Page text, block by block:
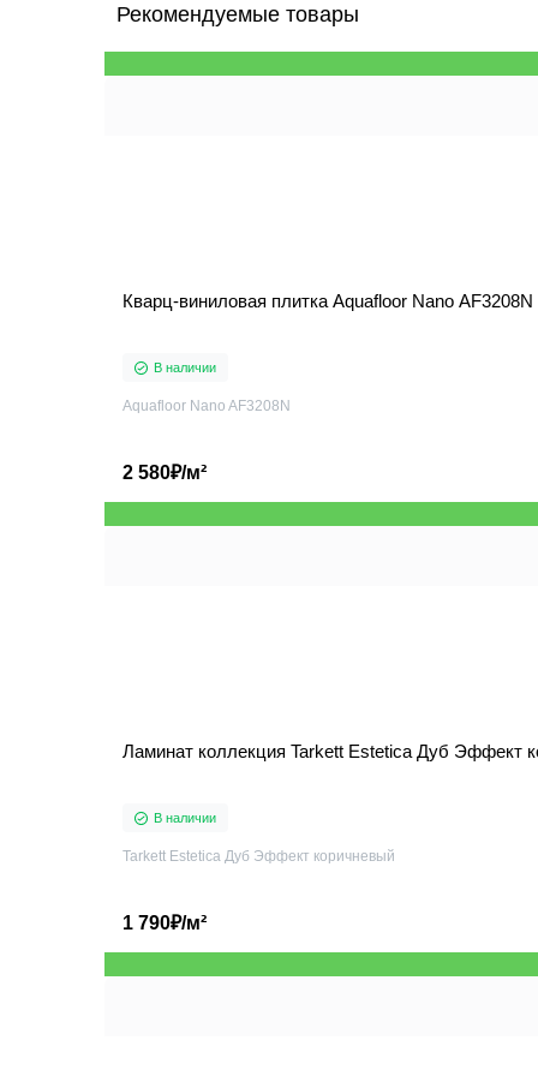
Рекомендуемые товары
Кварц-виниловая плитка Aquafloor Nano AF3208N
В наличии
Aquafloor Nano AF3208N
2 580₽/м²
Ламинат коллекция Tarkett Estetica Дуб Эффект
В наличии
Tarkett Estetica Дуб Эффект коричневый
1 790₽/м²